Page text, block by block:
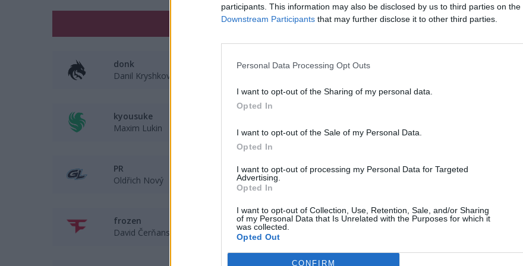
participants. This information may also be disclosed by us to third parties on the
Downstream Participants that may further disclose it to other third parties.
Personal Data Processing Opt Outs
I want to opt-out of the Sharing of my personal data.
Opted In
I want to opt-out of the Sale of my Personal Data.
Opted In
I want to opt-out of processing my Personal Data for Targeted
Advertising.
Opted In
I want to opt-out of Collection, Use, Retention, Sale, and/or Sharing
of my Personal Data that Is Unrelated with the Purposes for which it
was collected.
Opted Out
CONFIRM
Zawodnik Mapy Fragi
donk
Danil Kryshkovets
kyousuke
Maxim Lukin
PR
Oldřich Nový
9 166
frozen
David Čerňanský